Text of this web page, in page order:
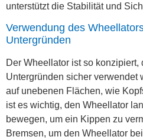
unterstützt die Stabilität und
Verwendung des
Untergründen
Der Wheellator ist so
Untergründen sicher verwendet
auf unebenen Flächen, wie
ist es wichtig, den Wheellator
bewegen, um ein Kippen zu
Bremsen, um den Wheellator